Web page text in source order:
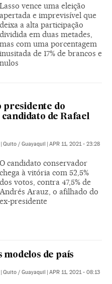
Lasso vence uma eleição
apertada e imprevisível que
deixa a alta participação
dividida em duas metades,
mas com uma porcentagem
inusitada de 17% de brancos e
nulos
presidente do
de Rafael
| Quito / Guayaquil | APR 11, 2021 - 23:28
O candidato conservador
chega à vitória com 52,5%
dos votos, contra 47,5% de
Andrés Arauz, o afilhado do
ex-presidente
de país
| Quito / Guayaquil | APR 11, 2021 - 08:13